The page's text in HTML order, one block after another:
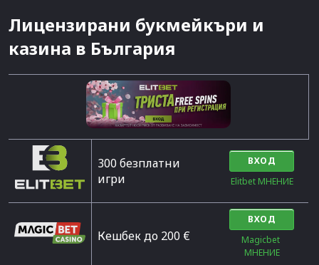
Лицензирани букмейкъри и
казина в България
300 безплатни
игри
ВХОД
Elitbet МНЕНИЕ
Кешбек до 200 €
ВХОД
Magicbet
МНЕНИЕ